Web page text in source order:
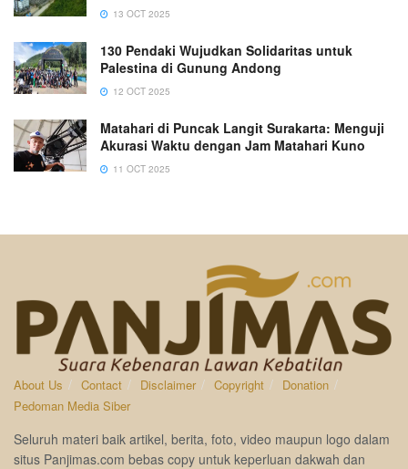
13 OCT 2025
130 Pendaki Wujudkan Solidaritas untuk
Palestina di Gunung Andong
12 OCT 2025
Matahari di Puncak Langit Surakarta: Menguji
Akurasi Waktu dengan Jam Matahari Kuno
11 OCT 2025
About Us Contact Disclaimer Copyright
Donation
Pedoman Media Siber
Seluruh materi baik artikel, berita, foto, video maupun logo dalam
situs Panjimas.com bebas copy untuk keperluan dakwah dan